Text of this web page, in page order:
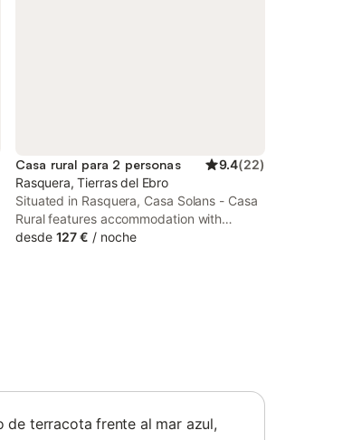
Casa rural para 2 personas 9.4(22)
Rasquera, Tierras del Ebro
Situated in Rasquera, Casa Solans - Casa
Rural features accommodation with
private pool, free WiFi and free private
desde 127 € / noche